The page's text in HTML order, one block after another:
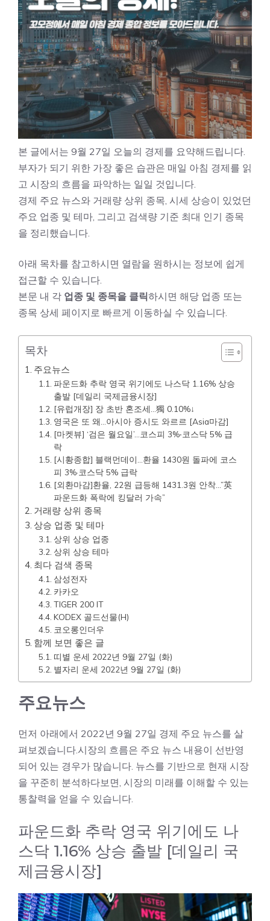
본 글에서는 9월 27일 오늘의 경제를 요약해드립니다.
부자가 되기 위한 가장 좋은 습관은 매일 아침 경제를 읽
고 시장의 흐름을 파악하는 일일 것입니다.
경제 주요 뉴스와 거래량 상위 종목, 시세 상승이 있었던
주요 업종 및 테마, 그리고 검색량 기준 최대 인기 종목
을 정리했습니다.
아래 목차를 참고하시면 열람을 원하시는 정보에 쉽게
접근할 수 있습니다.
본문 내 각 업종 및 종목을 클릭하시면 해당 업종 또는
종목 상세 페이지로 빠르게 이동하실 수 있습니다.
목차
주요뉴스
파운드화 추락 영국 위기에도 나스닥 1.16% 상승
출발 [데일리 국제금융시장]
[유럽개장] 장 초반 혼조세…獨 0.10%↓
영국은 또 왜…아시아 증시도 와르르 [Asia마감]
[마켓뷰] ‘검은 월요일’…코스피 3%‧코스닥 5% 급
락
[시황종합] 블랙먼데이…환율 1430원 돌파에 코스
피 3%·코스닥 5% 급락
[외환마감]환율, 22원 급등해 1431.3원 안착…”英
파운드화 폭락에 킹달러 가속”
거래량 상위 종목
상승 업종 및 테마
상위 상승 업종
상위 상승 테마
최다 검색 종목
삼성전자
카카오
TIGER 200 IT
KODEX 골드선물(H)
코오롱인더우
함께 보면 좋은 글
띠별 운세 2022년 9월 27일 (화)
별자리 운세 2022년 9월 27일 (화)
주요뉴스
먼저 아래에서 2022년 9월 27일 경제 주요 뉴스를 살
펴보겠습니다.시장의 흐름은 주요 뉴스 내용이 선반영
되어 있는 경우가 많습니다. 뉴스를 기반으로 현재 시장
을 꾸준히 분석하다보면, 시장의 미래를 이해할 수 있는
통찰력을 얻을 수 있습니다.
파운드화 추락 영국 위기에도 나
스닥 1.16% 상승 출발 [데일리 국
제금융시장]